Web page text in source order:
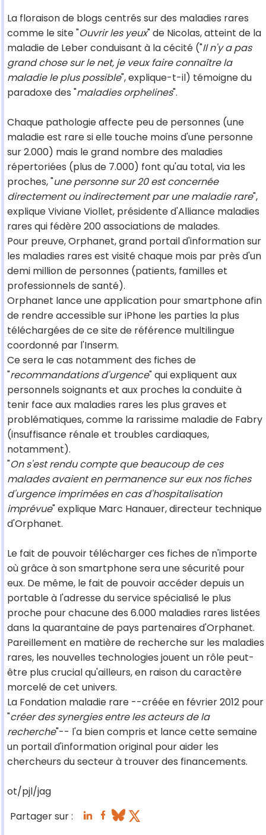
La floraison de blogs centrés sur des maladies rares
comme le site "Ouvrir les yeux" de Nicolas, atteint de la
maladie de Leber conduisant à la cécité ("Il n'y a pas
grand chose sur le net, je veux faire connaître la
maladie le plus possible", explique-t-il) témoigne du
paradoxe des "maladies orphelines".
Chaque pathologie affecte peu de personnes (une
maladie est rare si elle touche moins d'une personne
sur 2.000) mais le grand nombre des maladies
répertoriées (plus de 7.000) font qu'au total, via les
proches, "une personne sur 20 est concernée
directement ou indirectement par une maladie rare",
explique Viviane Viollet, présidente d'Alliance maladies
rares qui fédère 200 associations de malades.
Pour preuve, Orphanet, grand portail d'information sur
les maladies rares est visité chaque mois par près d'un
demi million de personnes (patients, familles et
professionnels de santé).
Orphanet lance une application pour smartphone afin
de rendre accessible sur iPhone les parties la plus
téléchargées de ce site de référence multilingue
coordonné par l'Inserm.
Ce sera le cas notamment des fiches de
"recommandations d'urgence" qui expliquent aux
personnels soignants et aux proches la conduite à
tenir face aux maladies rares les plus graves et
problématiques, comme la rarissime maladie de Fabry
(insuffisance rénale et troubles cardiaques,
notamment).
"On s'est rendu compte que beaucoup de ces
malades avaient en permanence sur eux nos fiches
d'urgence imprimées en cas d'hospitalisation
imprévue" explique Marc Hanauer, directeur technique
d'Orphanet.
Le fait de pouvoir télécharger ces fiches de n'importe
où grâce à son smartphone sera une sécurité pour
eux. De même, le fait de pouvoir accéder depuis un
portable à l'adresse du service spécialisé le plus
proche pour chacune des 6.000 maladies rares listées
dans la quarantaine de pays partenaires d'Orphanet.
Pareillement en matière de recherche sur les maladies
rares, les nouvelles technologies jouent un rôle peut-
être plus crucial qu'ailleurs, en raison du caractère
morcelé de cet univers.
La Fondation maladie rare --créée en février 2012 pour
"créer des synergies entre les acteurs de la
recherche"-- l'a bien compris et lance cette semaine
un portail d'information original pour aider les
chercheurs du secteur à trouver des financements.
ot/pjl/jag
Partager sur :